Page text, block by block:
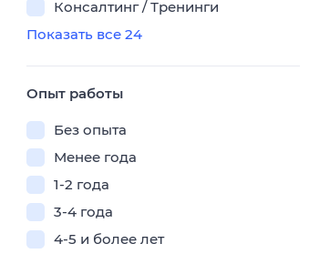
Консалтинг / Тренинги
Показать все 24
Опыт работы
Без опыта
Менее года
1-2 года
3-4 года
4-5 и более лет